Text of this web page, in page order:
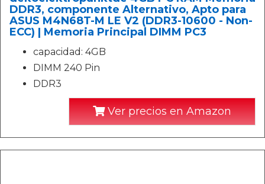
DDR3, componente Alternativo, Apto para
ASUS M4N68T-M LE V2 (DDR3-10600 - Non-
ECC) | Memoria Principal DIMM PC3
capacidad: 4GB
DIMM 240 Pin
DDR3
Ver precios en Amazon